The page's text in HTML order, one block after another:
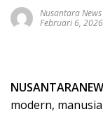
Nusantara News
Februari 6, 2026
modern,